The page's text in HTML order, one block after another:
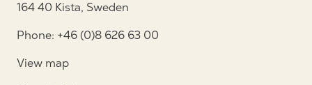
164 40 Kista, Sweden
Phone: +46 (0)8 626 63 00
View map